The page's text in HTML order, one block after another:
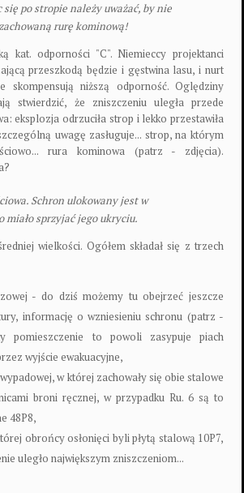
się po stropie należy uważać, by nie
rurę kominową!
kat. odporności "C". Niemieccy projektanci
przeszkodą będzie i gęstwina lasu, i nurt
skompensują niższą odporność. Oględziny
stwierdzić, że zniszczeniu uległa przede
eksplozja odrzuciła strop i lekko przestawiła
uwagę zasługuje... strop, na którym
rura kominowa (patrz - zdjęcia).
Schron ulokowany jest w
miało sprzyjać jego ukryciu.
wielkości. Ogółem składał się z trzech
- do dziś możemy tu obejrzeć jeszcze
informację o wzniesieniu schronu (patrz -
pomieszczenie to powoli zasypuje piach
wyjście ewakuacyjne,
w której zachowały się obie stalowe
broni ręcznej, w przypadku Ru. 6 są to
48P8,
obrońcy osłonięci byli płytą stalową 10P7,
uległo największym zniszczeniom...